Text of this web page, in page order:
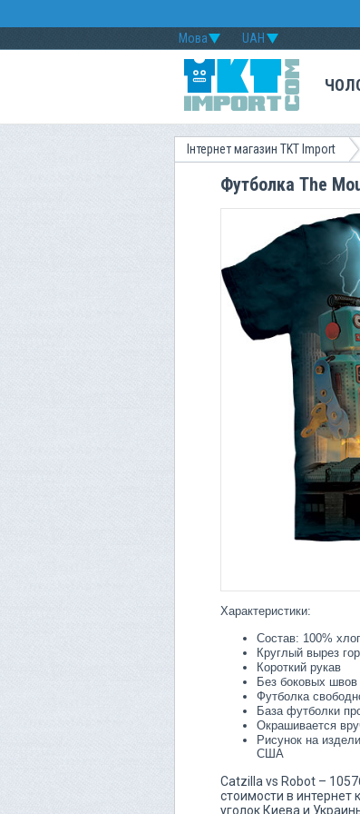
UAH
Мова
Інтернет магазин TKT Import
Футболка The
Характеристики:
Состав: 100%
Круглый вырез
Короткий рукав
Без боковых швов
Футболка
База футболки
Окрашивается
Рисунок на
США
Catzilla vs Robot –
стоимости в
уголок Киева и